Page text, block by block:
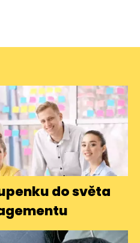
do světa